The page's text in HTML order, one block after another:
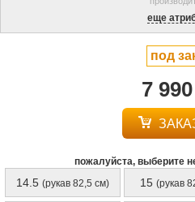
еще
под
7 990
пожалуйста, выберите
14.5 (рукав 82,5 см) 15 (рукав